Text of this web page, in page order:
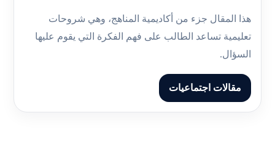
هذا المقال جزء من أكاديمية المناهج، وهي شروحات
تعليمية تساعد الطالب على فهم الفكرة التي يقوم عليها
السؤال.
مقالات اجتماعيات